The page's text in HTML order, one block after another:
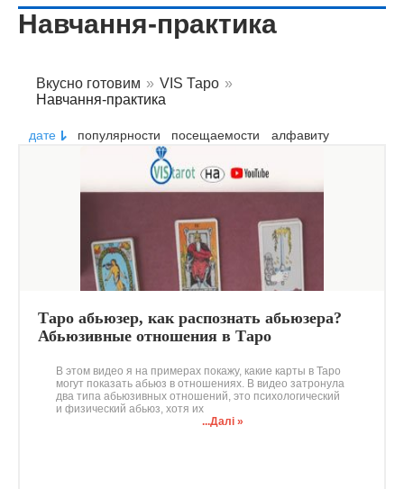
Навчання-практика
Вкусно готовим » VIS Таро »
Навчання-практика
дате популярности посещаемости алфавиту
Таро абьюзер, как распознать абьюзера?
Абьюзивные отношения в Таро
В этом видео я на примерах покажу, какие карты в Таро
могут показать абьюз в отношениях. В видео затронула
два типа абьюзивных отношений, это психологический
и физический абьюз, хотя их
...Далі »